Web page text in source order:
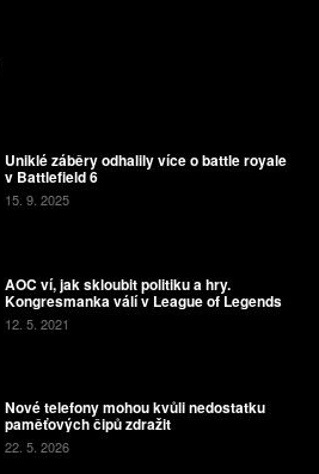
Uniklé záběry odhalily více o battle royale
v Battlefield 6
15. 9. 2025
AOC ví, jak skloubit politiku a hry.
Kongresmanka válí v League of Legends
12. 5. 2021
Nové telefony mohou kvůli nedostatku
paměťových čipů zdražit
22. 5. 2026